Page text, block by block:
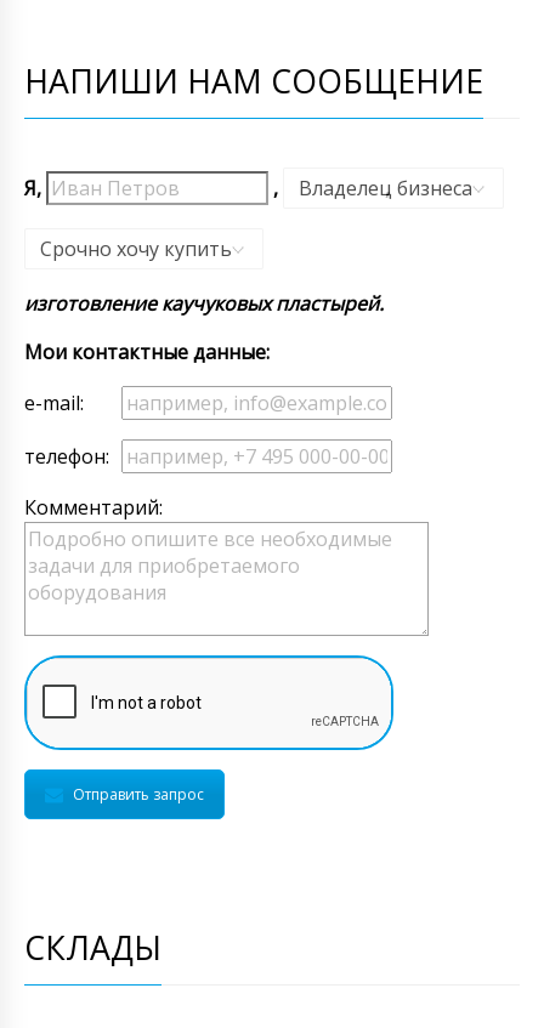
НАПИШИ НАМ СООБЩЕНИЕ
Я, , Владелец бизнеса
,
Срочно хочу купить
изготовление каучуковых пластырей.
Мои контактные данные:
e-mail:
телефон:
Комментарий:
Отправить запрос
СКЛАДЫ